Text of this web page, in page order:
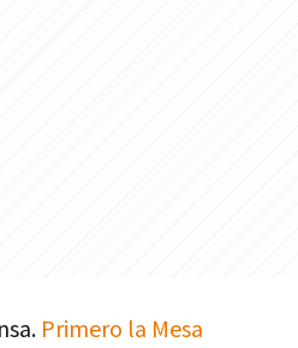
Primero la Mesa